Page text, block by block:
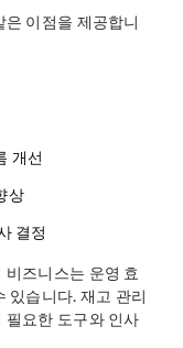
이점을 제공합니
개선
상
결정
비즈니스는 운영 효
있습니다. 재고 관리
필요한 도구와 인사